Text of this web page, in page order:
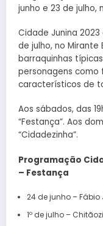
junho e 23 de julho,
Cidade Junina
de julho, no
barraquinhas
personagens
característicos de
Aos sábados, das
“Festança”. Aos
“Cidadezinha”.
Programação
– Festança
24 de junho – Fábio
1º de julho –